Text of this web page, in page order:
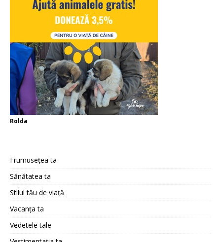
Rolda
Frumusețea ta
Sănătatea ta
Stilul tău de viață
Vacanța ta
Vedetele tale